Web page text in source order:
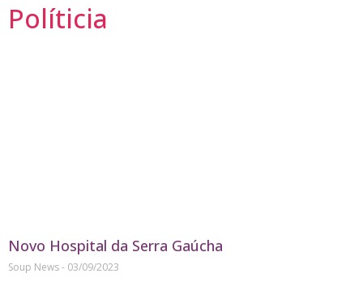
Políticia
Novo Hospital da Serra Gaúcha
Soup News
03/09/2023